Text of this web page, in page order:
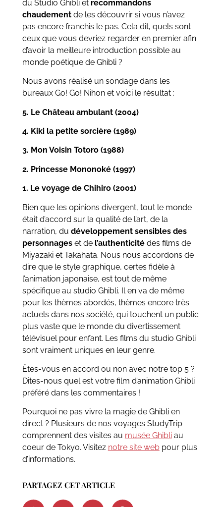
du Studio Ghibli et recommandons
chaudementde les découvrir si vous n’avez
pas encore franchis le pas. Cela dit, quels sont
ceux que vous devriez regarder en premier afin
d’avoir la meilleure introduction possible au
monde poétique de Ghibli ?
Nous avons réalisé un sondage dans les
bureaux Go! Go! Nihon et voici le résultat :
5. Le Château ambulant (2004)
4. Kiki la petite sorcière (1989)
3. Mon Voisin Totoro (1988)
2. Princesse Mononoké (1997)
1. Le voyage de Chihiro (2001)
Bien que les opinions divergent, tout le monde
était d’accord sur la qualité de l’art, de la
narration, du développement sensibles des
personnageset de l’authenticitédes films de
Miyazaki et Takahata. Nous nous accordons de
dire que le style graphique, certes fidèle à
l’animation japonaise, est tout de même
spécifique au studio Ghibli. Il en va de même
pour les thèmes abordés, thèmes encore très
actuels dans nos société, qui touchent un public
plus vaste que le monde du divertissement
télévisuel pour enfant. Les films du studio Ghibli
sont vraiment uniques en leur genre.
Êtes-vous en accord ou non avec notre top 5 ?
Dites-nous quel est votre film d’animation Ghibli
préféré dans les commentaires !
Pourquoi ne pas vivre la magie de Ghibli en
direct ? Plusieurs de nos voyages StudyTrip
comprennent des visites au musée Ghibliau
coeur de Tokyo. Visitez notre site webpour plus
d’informations.
PARTAGEZ CET ARTICLE